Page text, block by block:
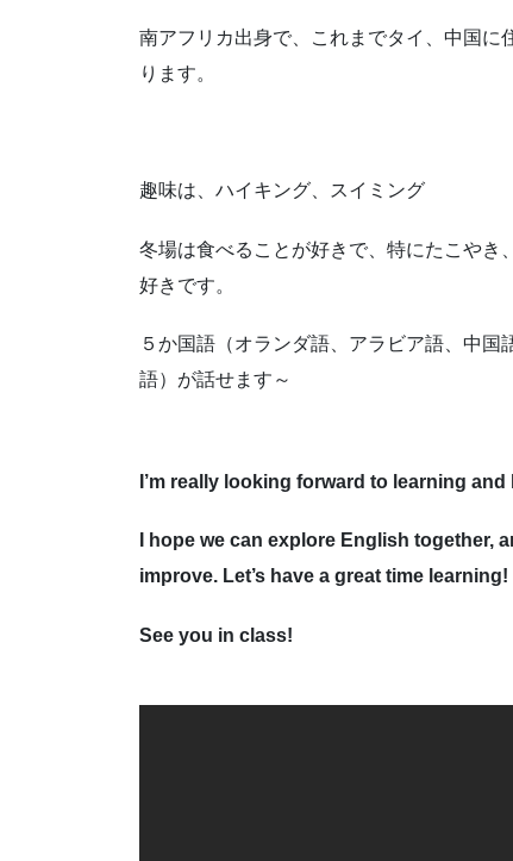
南アフリカ出身で、これまでタイ、中国に
ります。
趣味は、ハイキング、スイミング
冬場は食べることが好きで、特にたこやき
好きです。
５か国語（オランダ語、アラビア語、中国
語）が話せます～
I’m really looking forward to learning
I hope we can explore English together,
improve. Let’s have a great time learning!
See you in class!